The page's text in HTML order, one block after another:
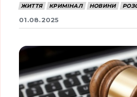
ЖИТТЯ КРИМІНАЛ НОВИНИ
01.08.2025